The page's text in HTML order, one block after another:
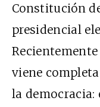
Constitución
presidencial
viene
la democracia: